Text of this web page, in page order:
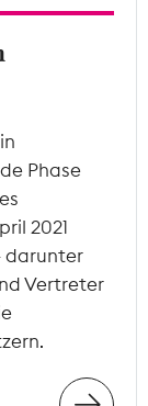
Phase
2021
darunter
Vertreter